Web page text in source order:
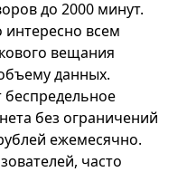
до 2000 минут.
всем
вещания
данных.
беспредельное
без ограничений
ежемесячно.
часто